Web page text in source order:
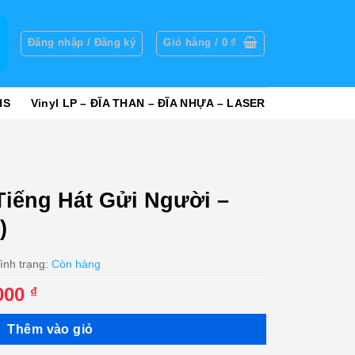
Đăng nhập / Đăng ký Giỏ hàng / 0₫
Vinyl LP – ĐĨA THAN – ĐĨA NHỰA – LASER
Hát Gửi Người –
trạng: Còn hàng
₫.
₫Giá
hiện
tại
là:
Thêm vào giỏ